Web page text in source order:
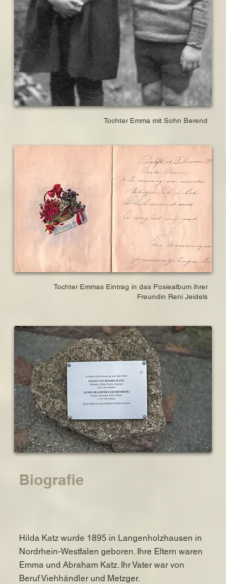
Tochter Emma mit Sohn Berend
Tochter Emmas Eintrag in das Posiealbum ihrer
Freundin Reni Jeidels
Biografie
Hilda Katz wurde 1895 in Langenholzhausen in
Nordrhein-Westfalen geboren. Ihre Eltern waren
Emma und Abraham Katz. Ihr Vater war von
Beruf Viehhändler und Metzger.